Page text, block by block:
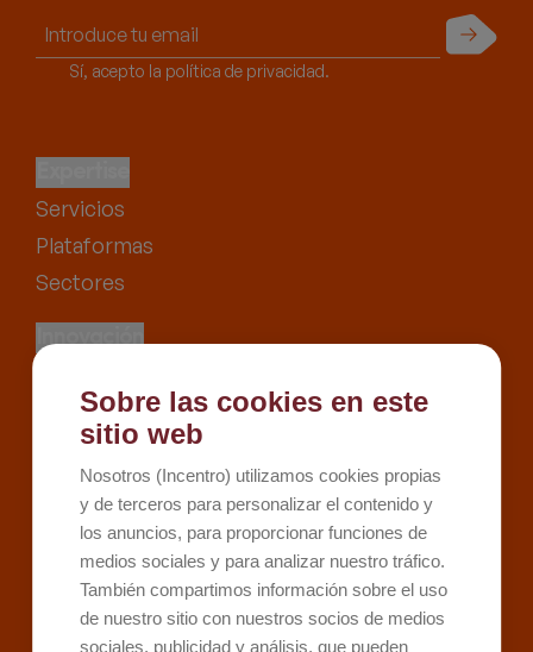
Sí, acepto la política de privacidad.
Enviar
Servicios
Plataformas
Sectores
Innovación
Recursos
Kit Digital
Kit Consulting
Sobre Incentro
Conócenos
Careers
Sobre las cookies en este
sitio web
Nosotros (Incentro) utilizamos cookies propias
y de terceros para personalizar el contenido y
los anuncios, para proporcionar funciones de
medios sociales y para analizar nuestro tráfico.
También compartimos información sobre el uso
de nuestro sitio con nuestros socios de medios
sociales, publicidad y análisis, que pueden